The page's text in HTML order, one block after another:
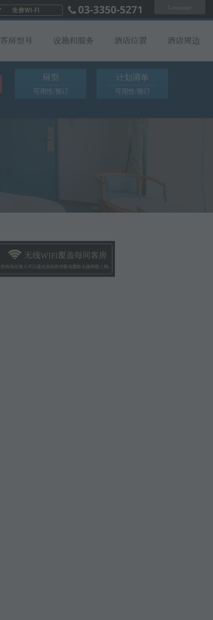
Language
客房型号 设施和服务 酒店位置 酒店周边
房型
可用性/预订
计划清单
可用性/预订